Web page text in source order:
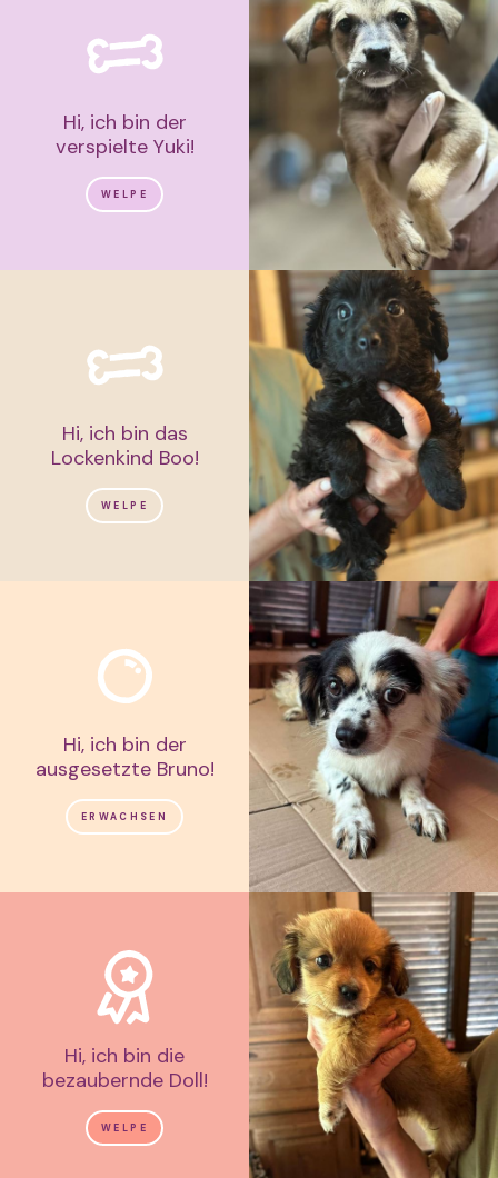
Hi, ich bin der
verspielte Yuki!
WELPE
Hi, ich bin das
Lockenkind Boo!
WELPE
Hi, ich bin der
ausgesetzte Bruno!
ERWACHSEN
Hi, ich bin die
bezaubernde Doll!
WELPE